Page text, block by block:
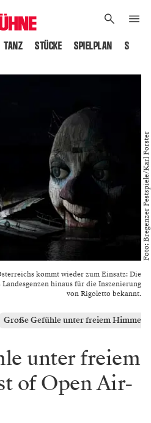
TANZ STÜCKE SPIELPLAN
kommt wieder zum Einsatz: Die
hinaus für die Inszenierung
von Rigoletto bekannt.
Foto: Bregenzer Festspiele/Karl Forster
Große Gefühle unter freiem Himmel:
unter freiem
of Open Air-